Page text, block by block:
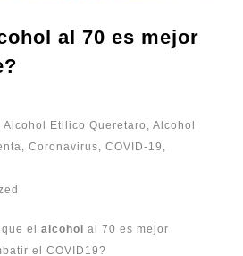
al 70 es mejor
Alcohol Etilico Queretaro , Alcohol
, Coronavirus, COVID-19 ,
el alcohol
al 70 es mejor
el COVID19?